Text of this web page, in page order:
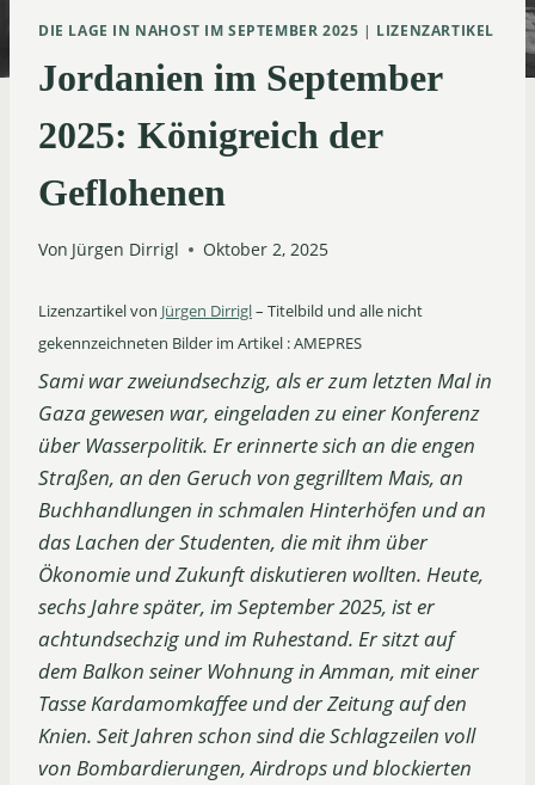
DIE LAGE IN NAHOST IM SEPTEMBER 2025 | LIZENZARTIKEL
Jordanien im September
2025: Königreich der
Geflohenen
Von Jürgen Dirrigl Oktober 2, 2025
Lizenzartikel von Jürgen Dirrigl– Titelbild und alle nicht
gekennzeichneten Bilder im Artikel : AMEPRES
Sami war zweiundsechzig, als er zum letzten Mal in
Gaza gewesen war, eingeladen zu einer Konferenz
über Wasserpolitik. Er erinnerte sich an die engen
Straßen, an den Geruch von gegrilltem Mais, an
Buchhandlungen in schmalen Hinterhöfen und an
das Lachen der Studenten, die mit ihm über
Ökonomie und Zukunft diskutieren wollten. Heute,
sechs Jahre später, im September 2025, ist er
achtundsechzig und im Ruhestand. Er sitzt auf
dem Balkon seiner Wohnung in Amman, mit einer
Tasse Kardamomkaffee und der Zeitung auf den
Knien. Seit Jahren schon sind die Schlagzeilen voll
von Bombardierungen, Airdrops und blockierten